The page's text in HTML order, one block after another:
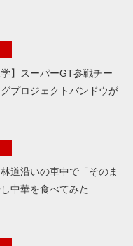
学】スーパーGT参戦チー
プロジェクトバンドウが
林道沿いの車中で「そのま
中華を食べてみた